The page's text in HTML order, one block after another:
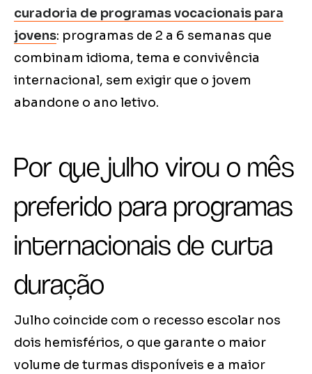
curadoria de programas vocacionais para
jovens: programas de 2 a 6 semanas que
combinam idioma, tema e convivência
internacional, sem exigir que o jovem
abandone o ano letivo.
Por que julho virou o mês
preferido para programas
internacionais de curta
duração
Julho coincide com o recesso escolar nos
dois hemisférios, o que garante o maior
volume de turmas disponíveis e a maior